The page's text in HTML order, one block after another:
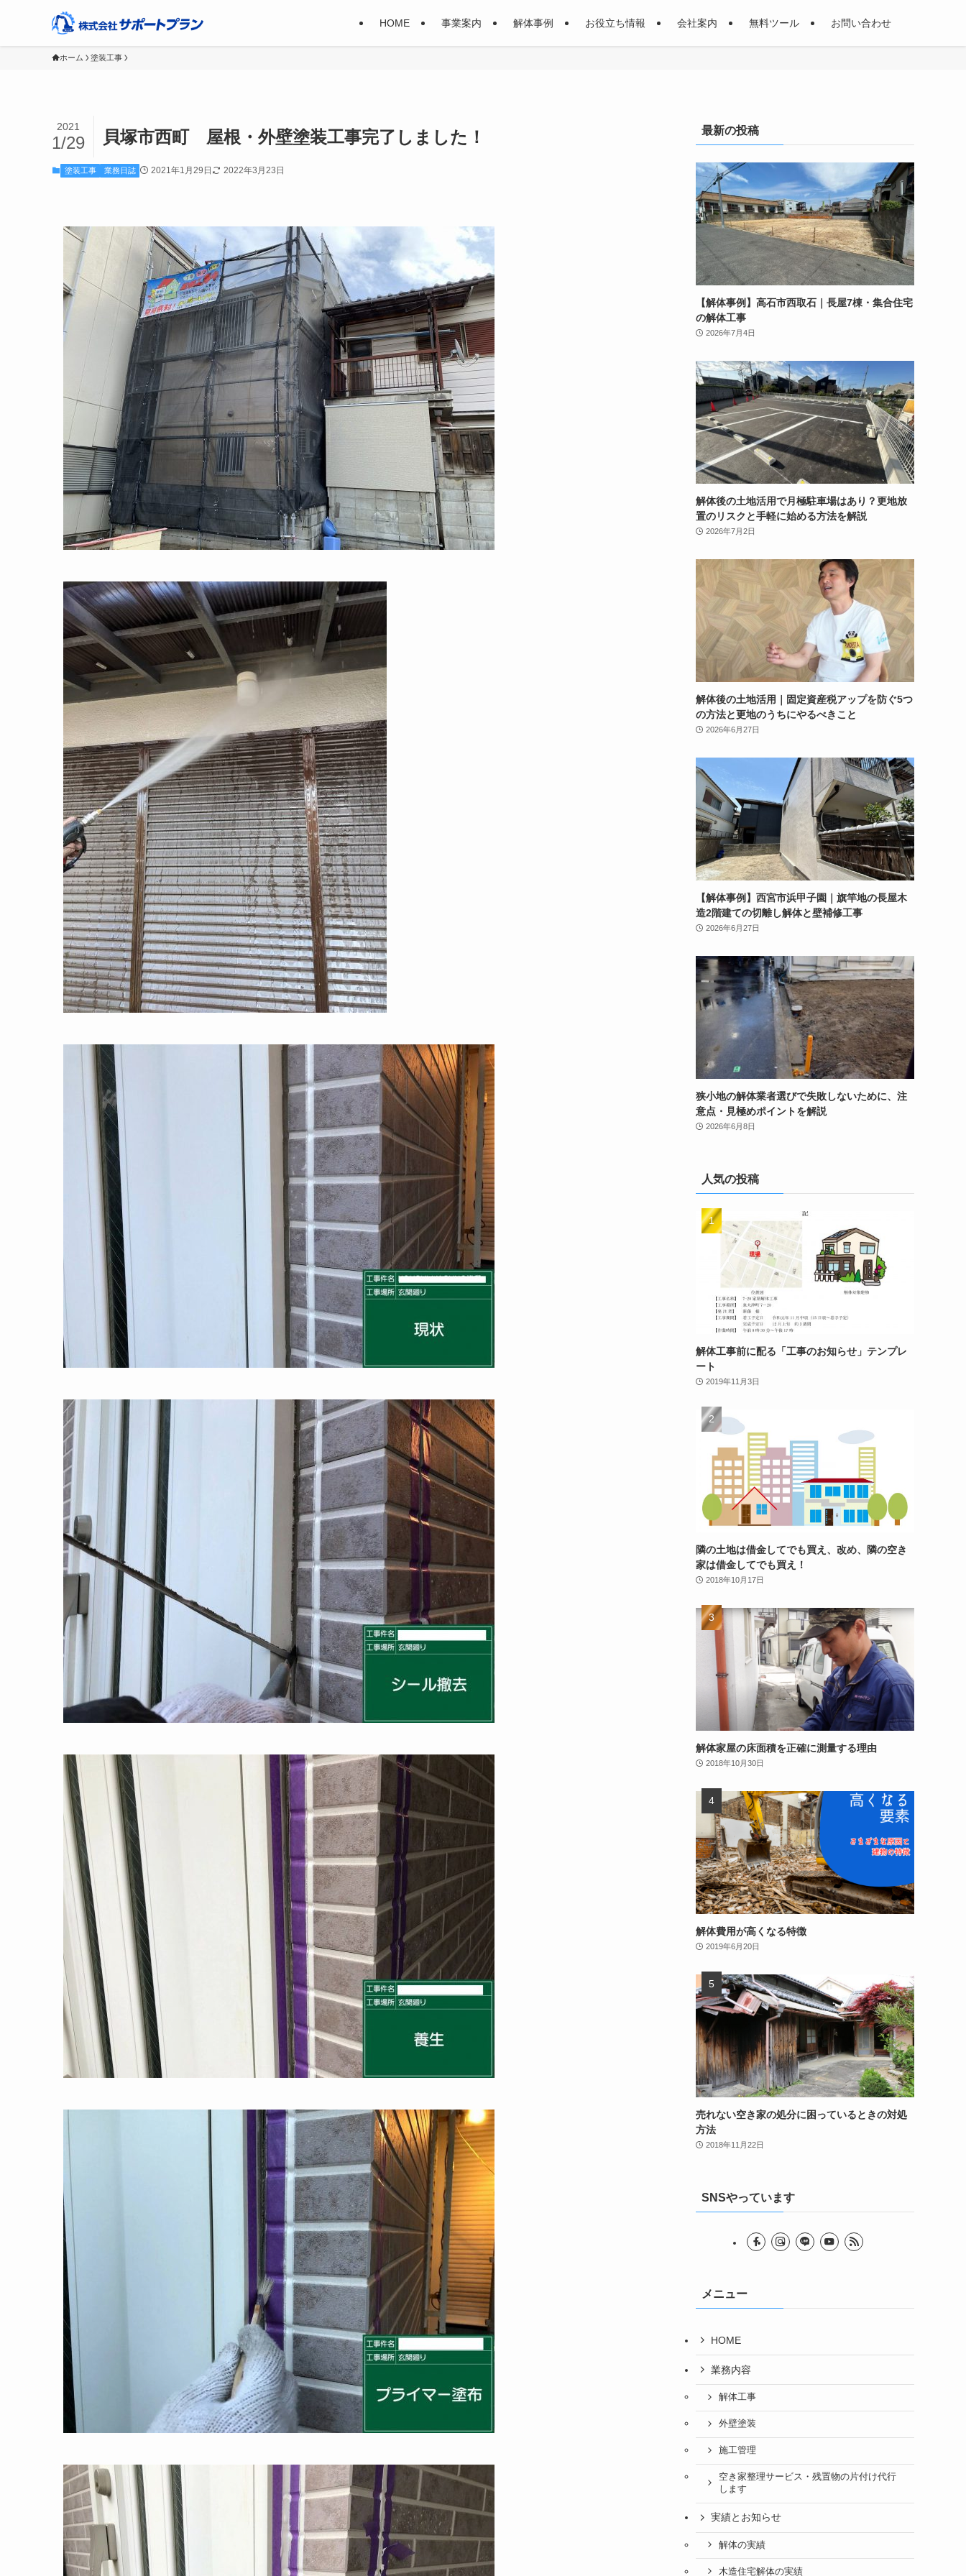
HOME 事業案内 解体事例 お役立ち情報 会社案内 無料ツール お問い合わせ
ホーム 塗装工事
貝塚市西町 屋根・外壁塗装工事完了しました！
2021
1/29
塗装工事 業務日誌 2021年1月29日 2022年3月23日
最新の投稿
【解体事例】高石市西取石｜長屋7棟・集合住宅
の解体工事
2026年7月4日
解体後の土地活用で月極駐車場はあり？更地放
置のリスクと手軽に始める方法を解説
2026年7月2日
解体後の土地活用｜固定資産税アップを防ぐ5つ
の方法と更地のうちにやるべきこと
2026年6月27日
【解体事例】西宮市浜甲子園｜旗竿地の長屋木
造2階建ての切離し解体と壁補修工事
2026年6月27日
狭小地の解体業者選びで失敗しないために、注
意点・見極めポイントを解説
2026年6月8日
人気の投稿
解体工事前に配る「工事のお知らせ」テンプレ
ート
2019年11月3日
隣の土地は借金してでも買え、改め、隣の空き
家は借金してでも買え！
2018年10月17日
解体家屋の床面積を正確に測量する理由
2018年10月30日
解体費用が高くなる特徴
2019年6月20日
売れない空き家の処分に困っているときの対処
方法
2018年11月22日
SNSやっています
メニュー
HOME
業務内容
解体工事
外壁塗装
施工管理
空き家整理サービス・残置物の片付け代行
します
実績とお知らせ
解体の実績
木造住宅解体の実績